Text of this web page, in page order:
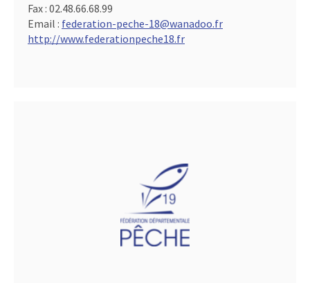
Fax : 02.48.66.68.99
Email : federation-peche-18@wanadoo.fr
http://www.federationpeche18.fr